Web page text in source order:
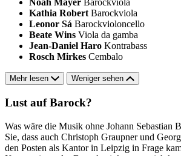
Noah Mayer Barockviola
Kathia Robert Barockviola
Leonor Sá Barockvioloncello
Beate Wins Viola da gamba
Jean-Daniel Haro Kontrabass
Rosch Mirkes Cembalo
Mehr lesen Weniger sehen
Lust auf Barock?
Was wäre die Musik ohne Johann Sebastian
Sie, dass auch Christoph Graupner und
den Posten als Kantor in Leipzig in Frage